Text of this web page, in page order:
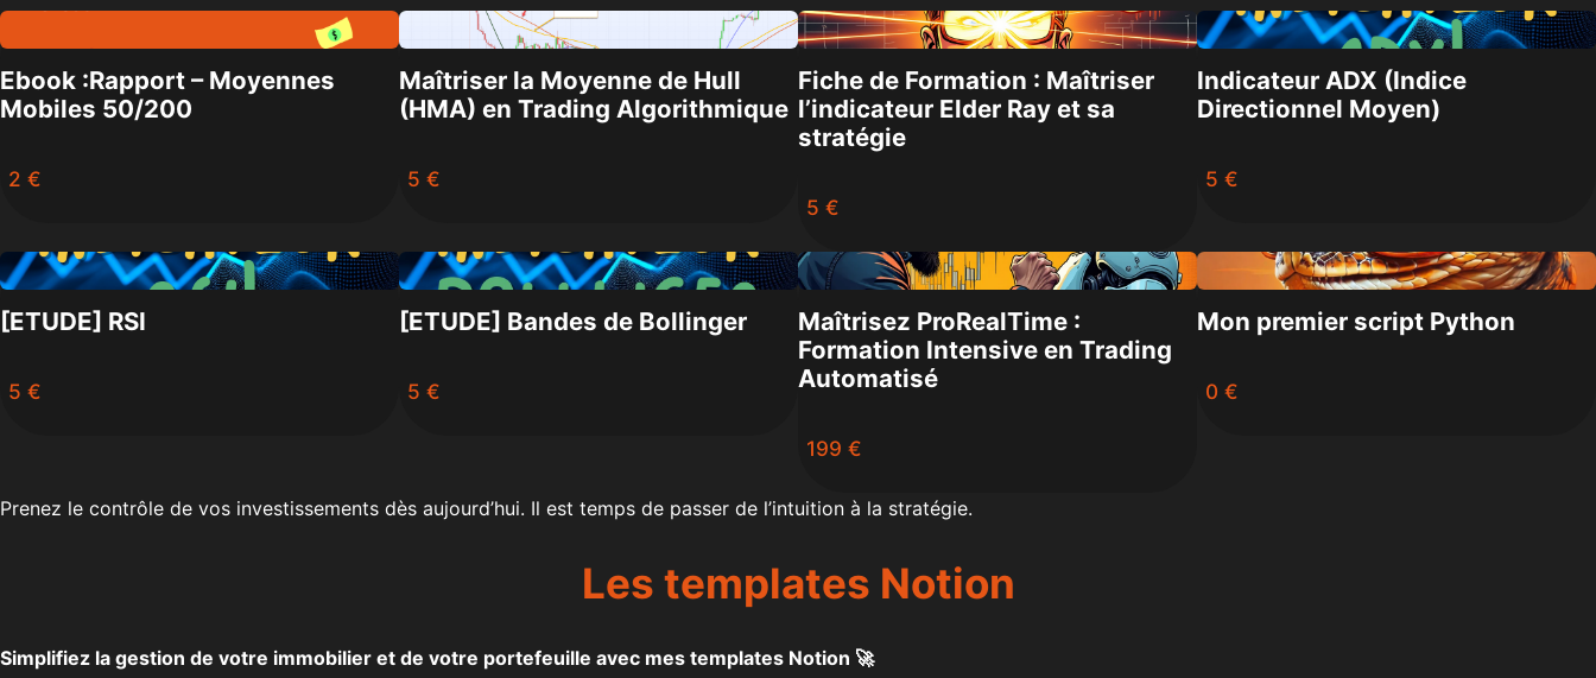
Ebook :Rapport – Moyennes
Mobiles 50/200
2 €
Maîtriser la Moyenne de Hull
(HMA) en Trading Algorithmique
5 €
Fiche de Formation : Maîtriser
l’indicateur Elder Ray et sa
stratégie
5 €
Indicateur ADX (Indice
Directionnel Moyen)
5 €
[ETUDE] RSI
5 €
[ETUDE] Bandes de Bollinger
5 €
Maîtrisez ProRealTime :
Formation Intensive en Trading
Automatisé
199 €
Mon premier script Python
0 €
Prenez le contrôle de vos investissements dès aujourd’hui. Il est temps de passer de l’intuition à la stratégie.
Les templates Notion
Simplifiez la gestion de votre immobilier et de votre portefeuille avec mes templates Notion 🚀